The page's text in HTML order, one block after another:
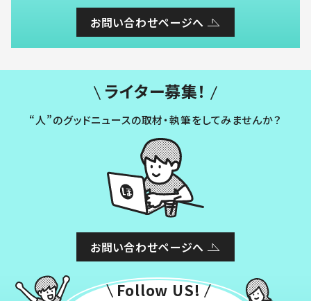
お問い合わせページへ
ライター募集！
“人”のグッドニュースの取材・執筆をしてみませんか？
お問い合わせページへ
Follow US!